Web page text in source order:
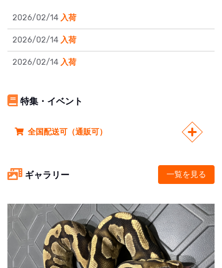
2026/02/14 入荷
2026/02/14 入荷
2026/02/14 入荷
特集・イベント
全国配送可（通販可）
ギャラリー 一覧を見る